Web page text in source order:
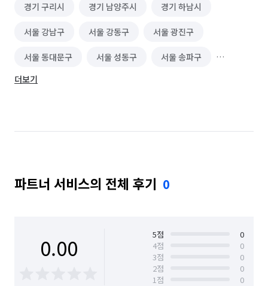
경기 구리시 경기 남양주시 경기 하남시
서울 강남구 서울 강동구 서울 광진구
서울 동대문구 서울 성동구 서울 송파구
서울 중랑구
더보기
파트너 서비스의 전체 후기 0
0.00 5점
0
4점
0
3점
0
2점
0
1점
0